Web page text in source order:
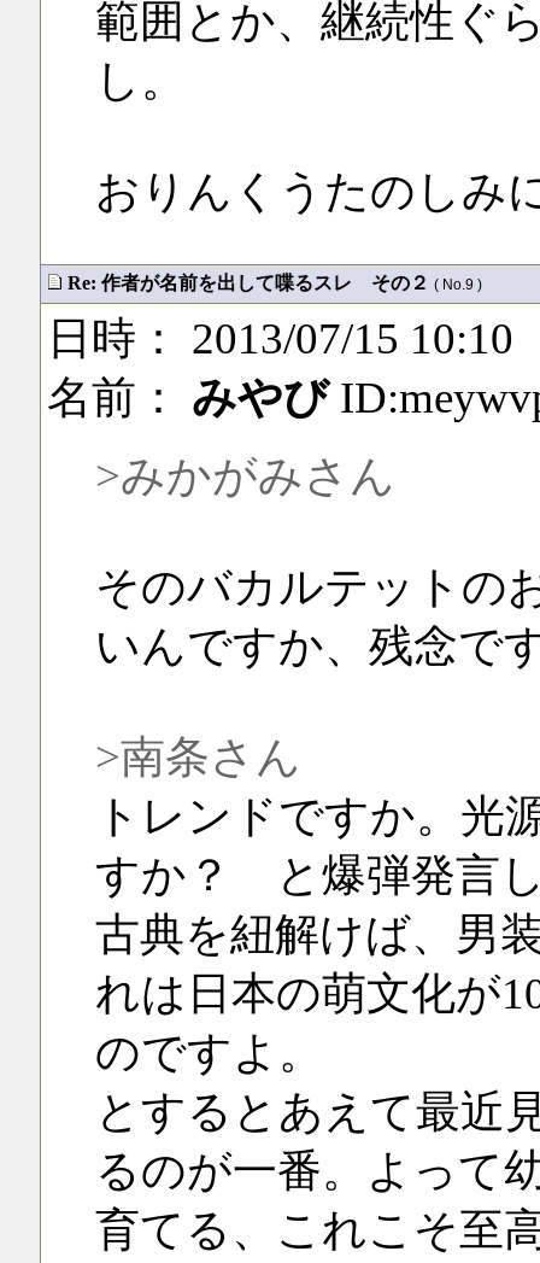
範囲とか、継続性ぐ
し。
おりんくうたのしみ
Re: 作者が名前を出して喋るスレ その２ ( No.9 )
日時： 2013/07/15 10:10
名前： みやび
>みかがみさん
そのバカルテットの
いんですか、残念
>南条さん
トレンドですか。光
すか？ と爆弾発言
古典を紐解けば、男
れは日本の萌文化が
のですよ。
とするとあえて最近
るのが一番。よって
育てる、これこそ至